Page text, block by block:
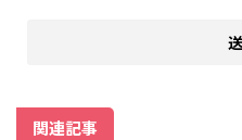
関連記事